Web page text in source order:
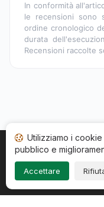
In conformità
le recensioni sono
ordine cronologico
durata
Recensioni raccolte
Home Stato
Copyright © 2026
Utilizziamo i
pubblico e
Accettare